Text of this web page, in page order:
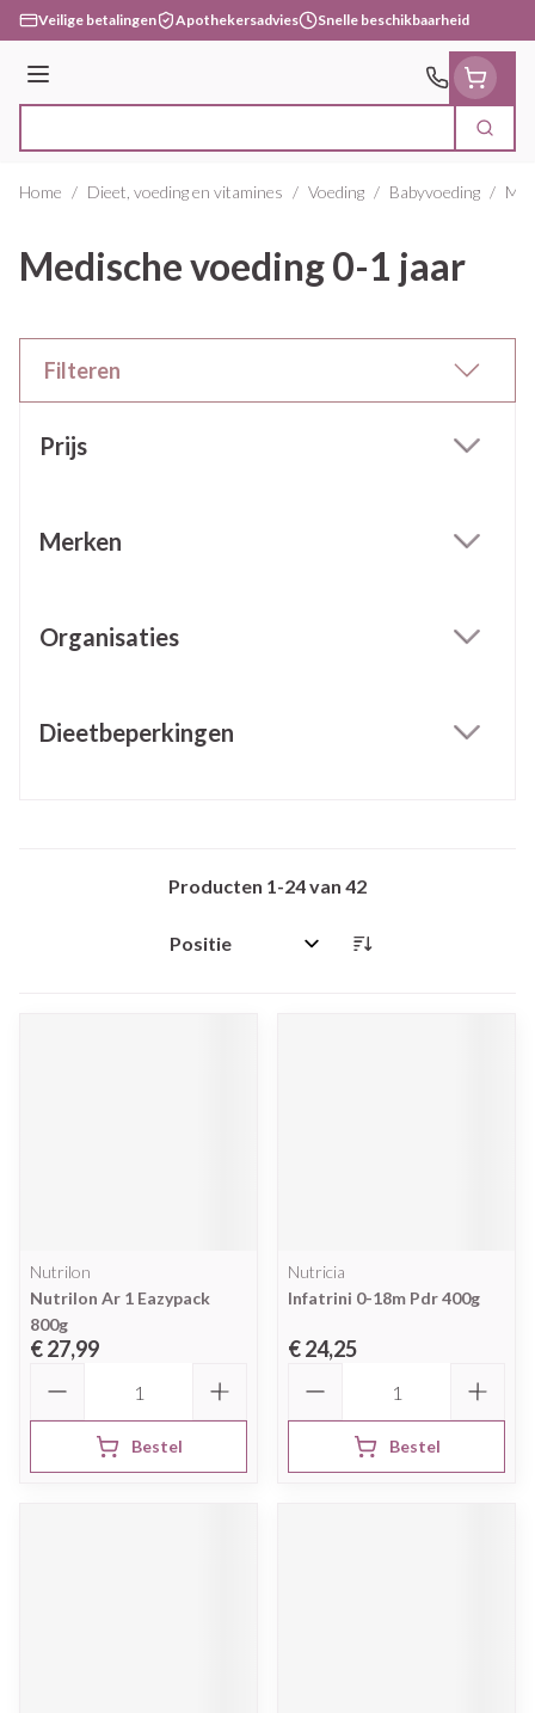
Ga naar de inhoud
Veilige betalingen Apothekersadvies Snelle beschikbaarheid
Menu
Zoek
Home / Dieet, voeding en vitamines / Voeding / Babyvoeding /
Medische voeding 0-1 jaar
Filteren
Prijs
Merken
Organisaties
Dieetbeperkingen
Producten 1-24van 42
Sorteer op:
Nutrilon
Nutrilon Ar 1 Eazypack
800g
€ 27,99
Bestel
Nutricia
Infatrini 0-18m Pdr 400g
€ 24,25
Bestel